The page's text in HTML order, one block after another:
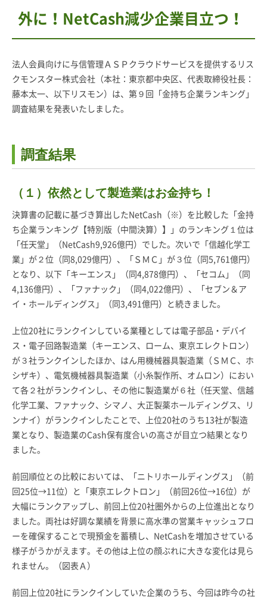
外に！NetCash減少企業目立つ！
法人会員向けに与信管理ＡＳＰクラウドサービスを提供するリス
クモンスター株式会社（本社：東京都中央区、代表取締役社長：
藤本太一、以下リスモン）は、第９回「金持ち企業ランキング」
調査結果を発表いたしました。
調査結果
（１） 依然として製造業はお金持ち！
決算書の記載に基づき算出したNetCash（※）を比較した「金持
ち企業ランキング【特別版（中間決算）】」のランキング１位は
「任天堂」（NetCash9,926億円）でした。次いで「信越化学工
業」が２位（同8,029億円）、「ＳＭＣ」が３位（同5,761億円）
となり、以下「キーエンス」（同4,878億円）、「セコム」（同
4,136億円）、「ファナック」（同4,022億円）、「セブン＆ア
イ・ホールディングス」（同3,491億円）と続きました。
上位20社にランクインしている業種としては電子部品・デバイ
ス・電子回路製造業（キーエンス、ローム、東京エレクトロン）
が３社ランクインしたほか、はん用機械器具製造業（ＳＭＣ、ホ
シザキ）、電気機械器具製造業（小糸製作所、オムロン）におい
て各２社がランクインし、その他に製造業が６社（任天堂、信越
化学工業、ファナック、シマノ、大正製薬ホールディングス、リ
ンナイ）がランクインしたことで、上位20社のうち13社が製造
業となり、製造業のCash保有度合いの高さが目立つ結果となり
ました。
前回順位との比較においては、「ニトリホールディングス」（前
回25位→11位）と「東京エレクトロン」（前回26位→16位）が
大幅にランクアップし、前回上位20社圏外からの上位進出となり
ました。両社は好調な業績を背景に高水準の営業キャッシュフロ
ーを確保することで現預金を蓄積し、NetCashを増加させている
様子がうかがえます。その他は上位の顔ぶれに大きな変化は見ら
れません。（図表Ａ）
前回上位20社にランクインしていた企業のうち、今回は昨今の社